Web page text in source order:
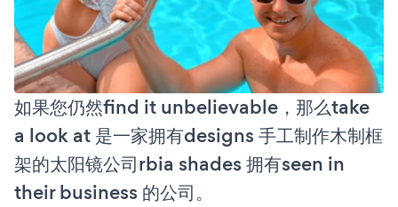
如果您仍然find it unbelievable，那么take
a look at 是一家拥有designs 手工制作木制框
架的太阳镜公司rbia shades 拥有seen in
their business 的公司。